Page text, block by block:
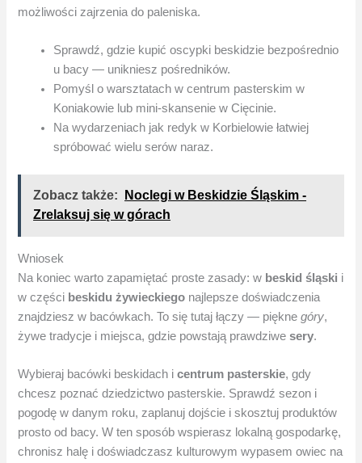
możliwości zajrzenia do paleniska.
Sprawdź, gdzie kupić oscypki beskidzie bezpośrednio
u bacy — unikniesz pośredników.
Pomyśl o warsztatach w centrum pasterskim w
Koniakowie lub mini-skansenie w Cięcinie.
Na wydarzeniach jak redyk w Korbielowie łatwiej
spróbować wielu serów naraz.
Zobacz także:
Noclegi w Beskidzie Śląskim -
Zrelaksuj się w górach
Wniosek
Na koniec warto zapamiętać proste zasady: w beskid śląski i
w części beskidu żywieckiego najlepsze doświadczenia
znajdziesz w bacówkach. To się tutaj łączy — pięknegóry,
żywe tradycje i miejsca, gdzie powstają prawdziwesery.
Wybieraj bacówki beskidach icentrum pasterskie, gdy
chcesz poznać dziedzictwo pasterskie. Sprawdź sezon i
pogodę w danym roku, zaplanuj dojście i skosztuj produktów
prosto od bacy. W ten sposób wspierasz lokalną gospodarkę,
chronisz halę i doświadczasz kulturowym wypasem owiec na